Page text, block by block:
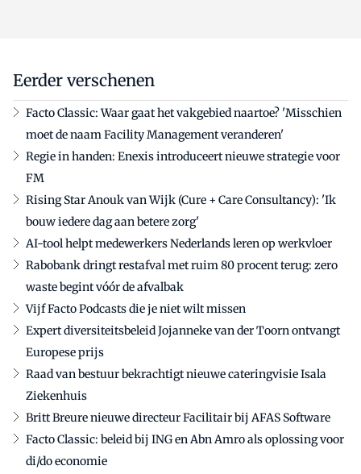
Eerder verschenen
Facto Classic: Waar gaat het vakgebied naartoe? 'Misschien
moet de naam Facility Management veranderen'
Regie in handen: Enexis introduceert nieuwe strategie voor
FM
Rising Star Anouk van Wijk (Cure + Care Consultancy): 'Ik
bouw iedere dag aan betere zorg'
AI-tool helpt medewerkers Nederlands leren op werkvloer
Rabobank dringt restafval met ruim 80 procent terug: zero
waste begint vóór de afvalbak
Vijf Facto Podcasts die je niet wilt missen
Expert diversiteitsbeleid Jojanneke van der Toorn ontvangt
Europese prijs
Raad van bestuur bekrachtigt nieuwe cateringvisie Isala
Ziekenhuis
Britt Breure nieuwe directeur Facilitair bij AFAS Software
Facto Classic: beleid bij ING en Abn Amro als oplossing voor
di/do economie